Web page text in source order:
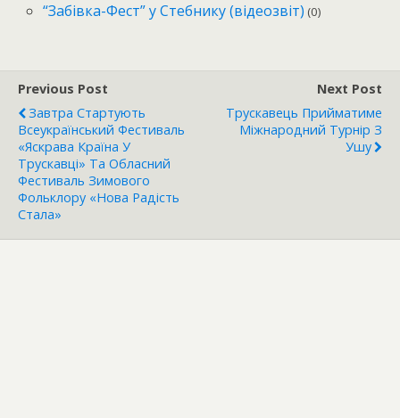
“Забівка-Фест” у Стебнику (відеозвіт) (0)
Previous Post
Завтра Стартують
Всеукраїнський Фестиваль
«Яскрава Країна У
Трускавці» Та Обласний
Фестиваль Зимового
Фольклору «Нова Радість
Стала»
Next Post
Трускавець Прийматиме
Міжнародний Турнір З
Ушу